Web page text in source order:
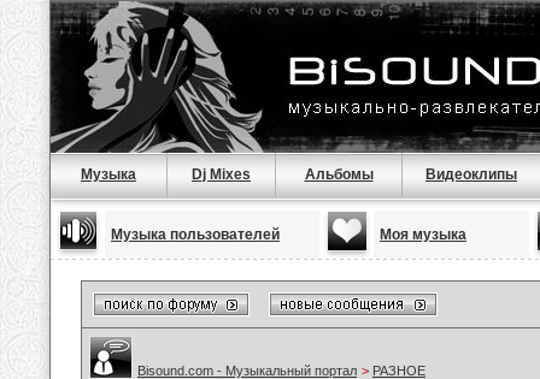
Музыка Dj Mixes Альбомы Видеоклипы
Музыка пользователей Моя музыка
Bisound.com - Музыкальный портал > РАЗНОЕ